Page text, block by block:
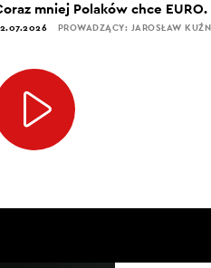
mniej Polaków chce EURO.
PROWADZĄCY: JAROSŁAW